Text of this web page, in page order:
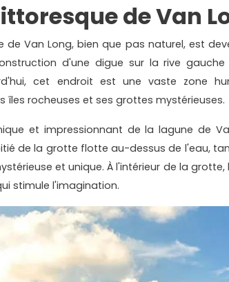
de Van
de Van Long, bien que pas naturel, est
d'une digue sur la rive gauche
cet endroit est une vaste zone
îles rocheuses et ses grottes mystérieuses.
et impressionnant de la lagune de
de la grotte flotte au-dessus de l'eau,
et unique. À l'intérieur de la
stimule l'imagination.